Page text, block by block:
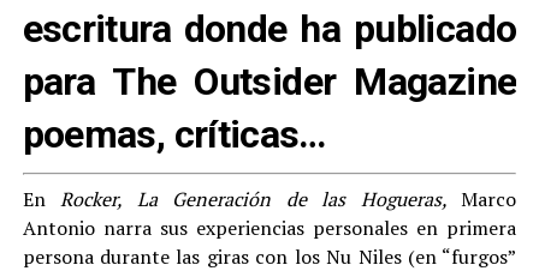
escritura donde ha publicado
para The Outsider Magazine
poemas, críticas…
EnRocker, La Generación de las Hogueras,Marco
Antonio narra sus experiencias personales en primera
persona durante las giras con los Nu Niles (en “furgos”